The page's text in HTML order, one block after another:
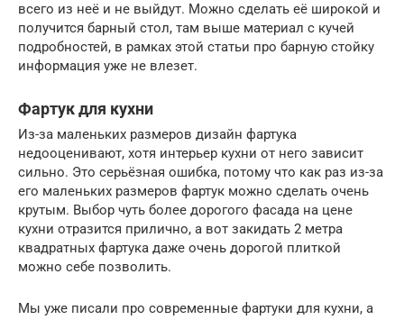
всего из неё и не выйдут. Можно сделать её широкой и
получится барный стол, там выше материал с кучей
подробностей, в рамках этой статьи про барную стойку
информация уже не влезет.
Фартук для кухни
Из-за маленьких размеров дизайн фартука
недооценивают, хотя интерьер кухни от него зависит
сильно. Это серьёзная ошибка, потому что как раз из-за
его маленьких размеров фартук можно сделать очень
крутым. Выбор чуть более дорогого фасада на цене
кухни отразится прилично, а вот закидать 2 метра
квадратных фартука даже очень дорогой плиткой
можно себе позволить.
Мы уже писали про современные фартуки для кухни, а